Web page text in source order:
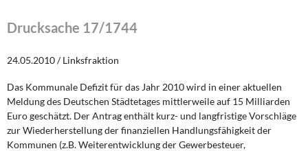
Öffentliche Infrastruktur und Daseinsvorsorge
Eurokrise und Griechenland
Drucksache 17/1744
24.05.2010 / Linksfraktion
Das Kommunale Defizit für das Jahr 2010 wird in einer aktuellen
Meldung des Deutschen Städtetages mittlerweile auf 15 Milliarden
Euro geschätzt. Der Antrag enthält kurz- und langfristige Vorschläge
zur Wiederherstellung der finanziellen Handlungsfähigkeit der
Kommunen (z.B. Weiterentwicklung der Gewerbesteuer,